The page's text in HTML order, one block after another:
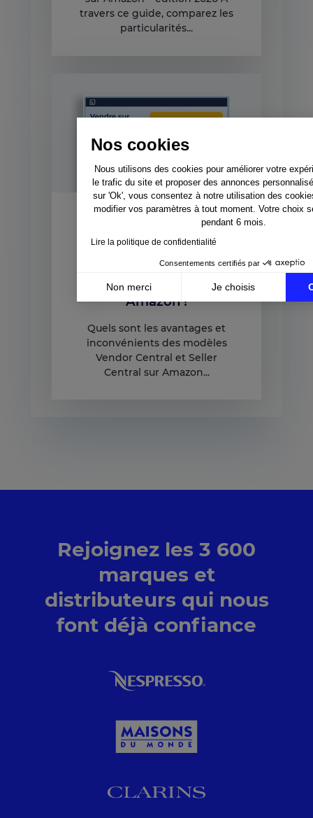
Nos cookies
Nous utilisons des cookies pour améliorer votre
le trafic du site et proposer des annonces
sur 'Ok', vous consentez à notre utilisation des
modifier vos paramètres à tout moment. Votre choix
pendant 6 mois.
Lire la politique de confidentialité
Consentements certifiés par
Non merci Je choisis
Axeptio consent
Notre plateforme vous permet d'adapter et de
travers ce guide, comparez les
particularités...
Vendor Central, Seller
Central ou les 2 ?
Choisissez comment
bien vendre sur
Amazon !
Quels sont les avantages et
inconvénients des modèles
Vendor Central et Seller
Central sur Amazon...
Rejoignez les 3 600
marques et
distributeurs qui nous
font déjà confiance